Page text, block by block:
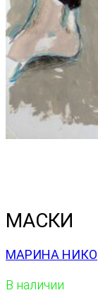
МАСКИ
МАРИНА НИКО
В наличии